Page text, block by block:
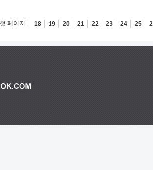
첫 페이지 18 19 20 21 22 23 24 25